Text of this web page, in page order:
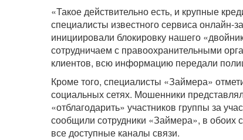
«Такое действительно есть, и крупные
специалисты известного сервиса
инициировали блокировку нашего
сотрудничаем с правоохранительными
клиентов, всю информацию передали
Кроме того, специалисты «Займера»
социальных сетях. Мошенники
«отблагодарить» участников группы за
сообщили сотрудники «Займера», в
все доступные каналы связи.